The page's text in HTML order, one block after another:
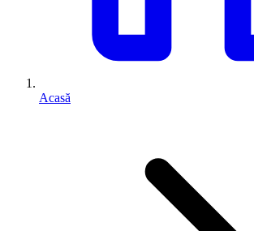
Acasă